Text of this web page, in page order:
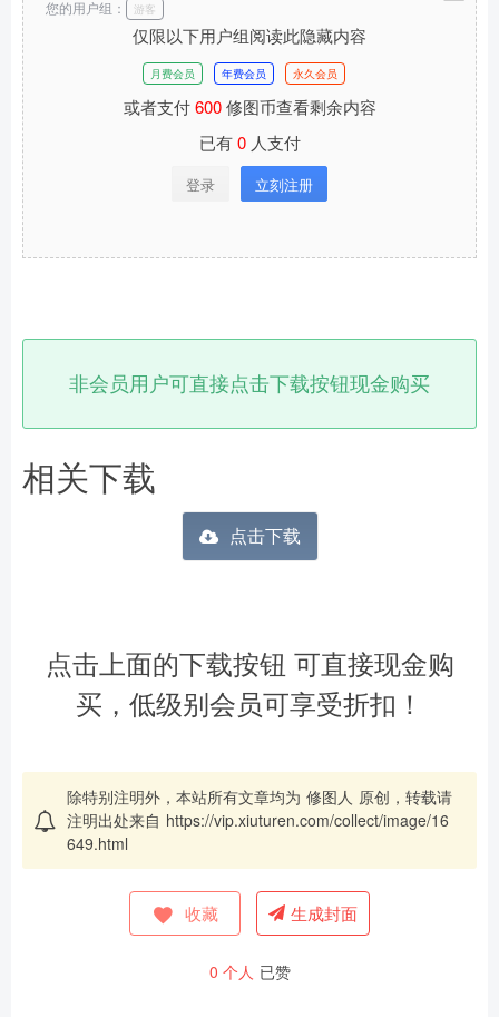
仅限以下用户组阅读此隐藏内容
月费会员 年费会员 永久会员
或者支付600修图币查看剩余内容
已有0人支付
登录 立刻注册
您的用户组： 游客
非会员用户可直接点击下载按钮现金购买
相关下载
点击下载
点击上面的下载按钮 可直接现金购
买，低级别会员可享受折扣！
除特别注明外，本站所有文章均为 修图人 原创，转载请
注明出处来自 https://vip.xiuturen.com/collect/image/16
649.html
收藏 生成封面
0 个人 已赞